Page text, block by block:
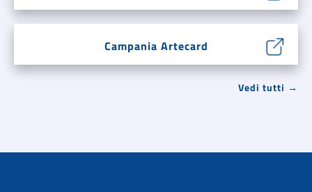
Campania Artecard
Vedi tutti →